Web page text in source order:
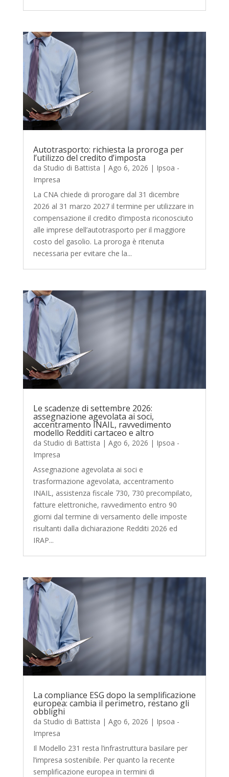
Autotrasporto: richiesta la proroga per
l’utilizzo del credito d’imposta
da Studio di Battista | Ago 6, 2026 | Ipsoa -
Impresa
La CNA chiede di prorogare dal 31 dicembre
2026 al 31 marzo 2027 il termine per utilizzare in
compensazione il credito d’imposta riconosciuto
alle imprese dell’autotrasporto per il maggiore
costo del gasolio. La proroga è ritenuta
necessaria per evitare che la...
Le scadenze di settembre 2026:
assegnazione agevolata ai soci,
accentramento INAIL, ravvedimento
modello Redditi cartaceo e altro
da Studio di Battista | Ago 6, 2026 | Ipsoa -
Impresa
Assegnazione agevolata ai soci e
trasformazione agevolata, accentramento
INAIL, assistenza fiscale 730, 730 precompilato,
fatture elettroniche, ravvedimento entro 90
giorni dal termine di versamento delle imposte
risultanti dalla dichiarazione Redditi 2026 ed
IRAP...
La compliance ESG dopo la semplificazione
europea: cambia il perimetro, restano gli
obblighi
da Studio di Battista | Ago 6, 2026 | Ipsoa -
Impresa
Il Modello 231 resta l’infrastruttura basilare per
l’impresa sostenibile. Per quanto la recente
semplificazione europea in termini di